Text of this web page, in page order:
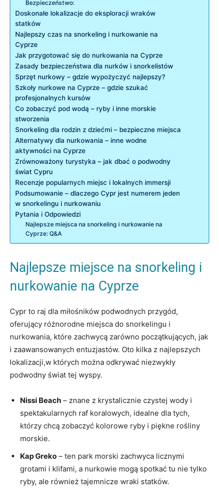
Bezpieczeństwo:
Doskonałe‌ lokalizacje do eksploracji wraków
statków
Najlepszy ⁣czas ⁣na snorkeling‍ i ​nurkowanie na
‌Cyprze
Jak przygotować ‍się do nurkowania na Cyprze
Zasady ⁢bezpieczeństwa dla nurków i snorkelistów
Sprzęt⁤ nurkowy – ⁤gdzie wypożyczyć najlepszy?
Szkoły nurkowe ⁣na Cyprze – gdzie szukać​
profesjonalnych kursów
Co ⁤zobaczyć pod ⁣wodą – ryby i inne morskie
stworzenia
Snorkeling dla rodzin z dziećmi – bezpieczne‍ miejsca
Alternatywy dla nurkowania – ‍inne⁤ wodne
aktywności na Cyprze
Zrównoważony turystyka – jak dbać o podwodny
świat Cypru
Recenzje popularnych miejsc i⁢ lokalnych ⁤immersji
Podsumowanie – dlaczego Cypr ⁤jest numerem jeden
w snorkelingu i nurkowaniu
Pytania ​i Odpowiedzi
Najlepsze miejsca na snorkeling i nurkowanie na
Cyprze: Q&A
Najlepsze‍ miejsce na snorkeling i
nurkowanie na Cyprze
Cypr to raj dla miłośników podwodnych przygód,
oferujący różnorodne miejsca⁣ do snorkelingu i
nurkowania, które zachwycą​ zarówno początkujących, ​jak
i zaawansowanych entuzjastów. Oto kilka z ⁣najlepszych
lokalizacji,w których⁣ można ⁣odkrywać ⁤niezwykły
podwodny⁣ świat ⁣tej wyspy.
Nissi Beach – znane‌ z ‌krystalicznie ‍czystej wody i
spektakularnych ⁤raf‌ koralowych, idealne dla⁤ tych,
którzy chcą ‌zobaczyć ‍kolorowe ryby i piękne rośliny
⁤morskie.
Kap Greko – ten park morski zachwyca ‌licznymi
grotami i klifami, a nurkowie‍ mogą spotkać tu nie tylko
ryby, ale również tajemnicze wraki statków.